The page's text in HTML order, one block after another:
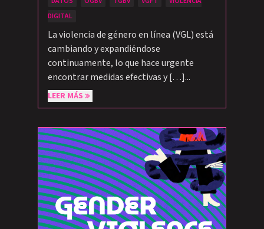
DIGITAL
La violencia de género en línea (VGL) está
cambiando y expandiéndose
continuamente, lo que hace urgente
encontrar medidas efectivas y […]...
LEER MÁS